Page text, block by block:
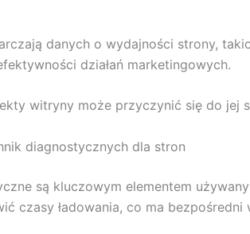
danych o wydajności strony,
działań marketingowych.
witryny może przyczynić się do jej
diagnostycznych dla stron
są kluczowym elementem
czasy ładowania, co ma